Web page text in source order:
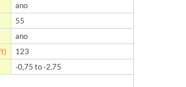
ano
55
ano
123
-0,75 to -2,75